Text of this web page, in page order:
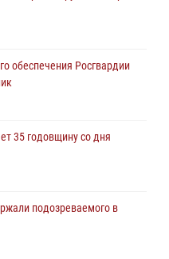
обеспечения Росгвардии
35 годовщину со дня
подозреваемого в